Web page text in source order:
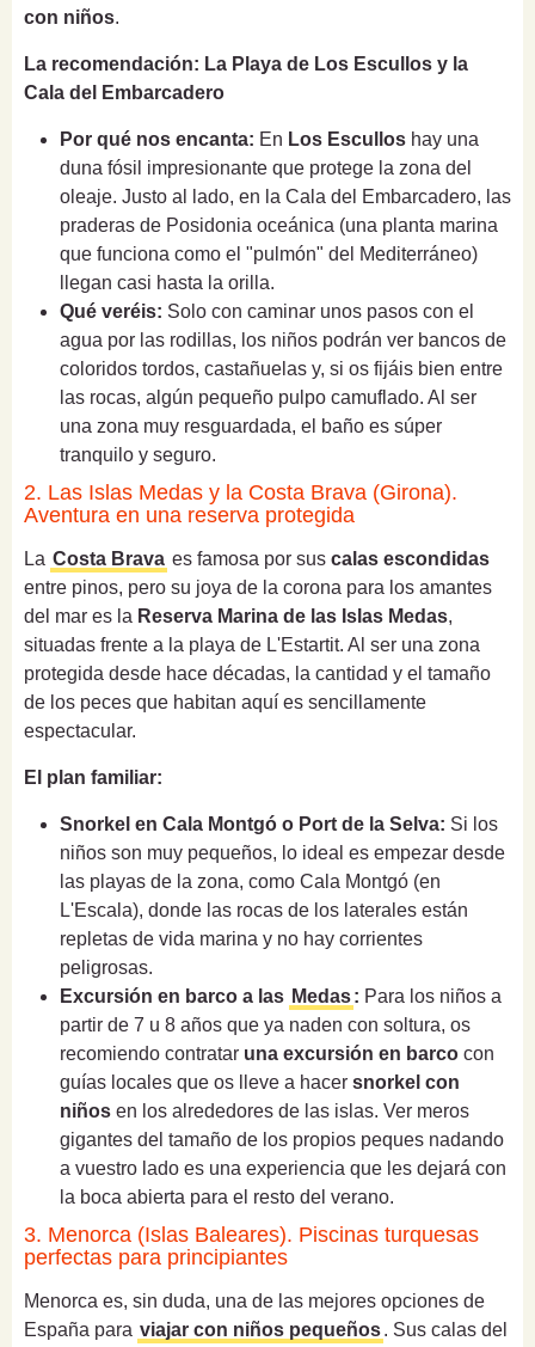
con niños.
La recomendación: La Playa de Los Escullos y la
Cala del Embarcadero
Por qué nos encanta: En Los Escullos hay una
duna fósil impresionante que protege la zona del
oleaje. Justo al lado, en la Cala del Embarcadero, las
praderas de Posidonia oceánica (una planta marina
que funciona como el "pulmón" del Mediterráneo)
llegan casi hasta la orilla.
Qué veréis: Solo con caminar unos pasos con el
agua por las rodillas, los niños podrán ver bancos de
coloridos tordos, castañuelas y, si os fijáis bien entre
las rocas, algún pequeño pulpo camuflado. Al ser
una zona muy resguardada, el baño es súper
tranquilo y seguro.
2. Las Islas Medas y la Costa Brava (Girona).
Aventura en una reserva protegida
La Costa Brava es famosa por sus calas escondidas
entre pinos, pero su joya de la corona para los amantes
del mar es la Reserva Marina de las Islas Medas,
situadas frente a la playa de L'Estartit. Al ser una zona
protegida desde hace décadas, la cantidad y el tamaño
de los peces que habitan aquí es sencillamente
espectacular.
El plan familiar:
Snorkel en Cala Montgó o Port de la Selva: Si los
niños son muy pequeños, lo ideal es empezar desde
las playas de la zona, como Cala Montgó (en
L'Escala), donde las rocas de los laterales están
repletas de vida marina y no hay corrientes
peligrosas.
Excursión en barco a las Medas: Para los niños a
partir de 7 u 8 años que ya naden con soltura, os
recomiendo contratar una excursión en barco con
guías locales que os lleve a hacer snorkel con
niños en los alrededores de las islas. Ver meros
gigantes del tamaño de los propios peques nadando
a vuestro lado es una experiencia que les dejará con
la boca abierta para el resto del verano.
3. Menorca (Islas Baleares). Piscinas turquesas
perfectas para principiantes
Menorca es, sin duda, una de las mejores opciones de
España para viajar con niños pequeños. Sus calas del